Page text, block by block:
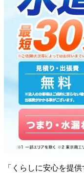
「くらしに安心を提